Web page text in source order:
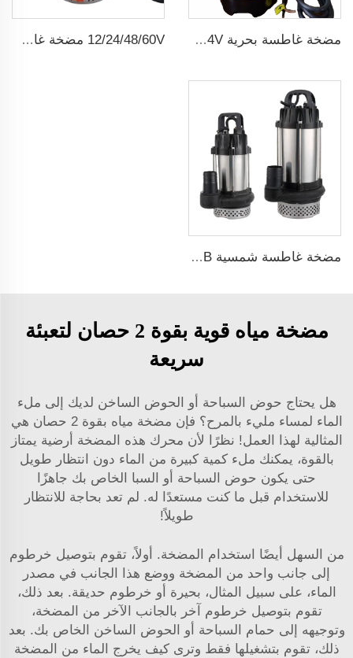
مضخة غاطسة بحرية 12/24V لتصريف المياه 12/24/48/60V مضخة غاطسة شمسية صغيرة dc ذات فرشاة
مضخة غاطسة شمسية ZQB مضخة ري لمياه الري
مضخة مياه قوية بقوة 2 حصان لتعبئة
سريعة
هل يحتاج حوض السباحة أو الحوض الساخن لديك إلى ملء
الماء لمساء مليء بالمرح؟ فإن مضخة مياه بقوة 2 حصان هي
المثالية لهذا العمل! نظرًا لأن محرك هذه المضخة أرضية يمتاز
بالقوة، يمكنك ملء كمية كبيرة من الماء دون انتظار طويل
حتى يكون حوض السباحة أو السبا الخاص بك جاهزًا
للاستخدام قبل ما كنت مستعدًا له. لم تعد بحاجة للانتظار
طويلاً!
من السهل أيضًا استخدام المضخة. أولاً، تقوم بتوصيل خرطوم
إلى جانب واحد من المضخة ووضع هذا الجانب في مصدر
الماء، على سبيل المثال، بحيرة أو خرطوم حديقة. بعد ذلك،
تقوم بتوصيل خرطوم آخر بالجانب الآخر من المضخة،
وتوجيهه إلى حمام السباحة أو الحوض الساخن الخاص بك. بعد
ذلك، تقوم بتشغيلها فقط وترى كيف يخرج الماء من المضخة